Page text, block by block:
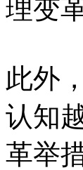
理变
此外
认知
革举